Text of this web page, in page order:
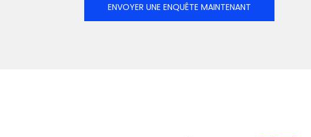
ENVOYER UNE ENQUÊTE MAINTENANT